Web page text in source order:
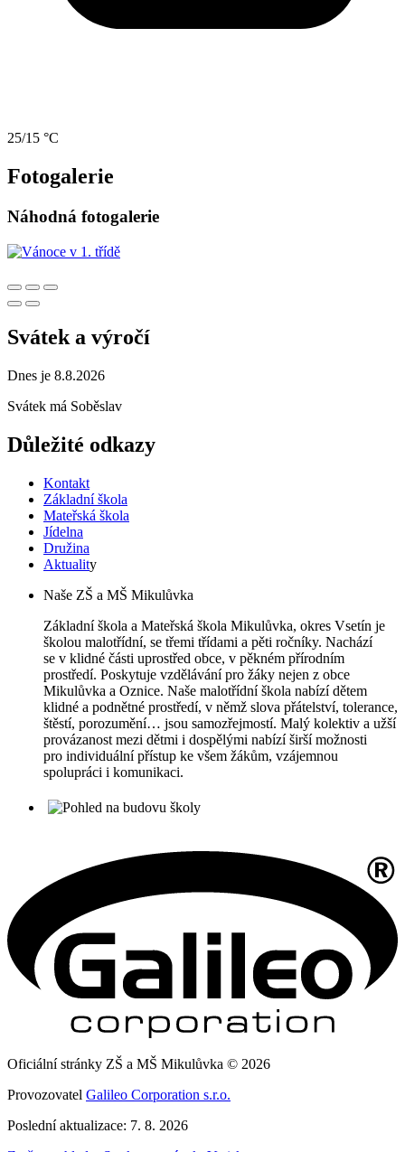
25/15 °C
Fotogalerie
Náhodná fotogalerie
Svátek a výročí
Dnes je 8.8.2026
Svátek má Soběslav
Důležité odkazy
Kontakt
Základní škola
Mateřská škola
Jídelna
Družina
Aktuality
Naše ZŠ a MŠ Mikulůvka
Základní škola a Mateřská škola Mikulůvka, okres Vsetín je
školou malotřídní, se třemi třídami a pěti ročníky. Nachází
se v klidné části uprostřed obce, v pěkném přírodním
prostředí. Poskytuje vzdělávání pro žáky nejen z obce
Mikulůvka a Oznice. Naše malotřídní škola nabízí dětem
klidné a podnětné prostředí, v němž slova přátelství, tolerance,
štěstí, porozumění… jsou samozřejmostí. Malý kolektiv a užší
provázanost mezi dětmi i dospělými nabízí širší možnosti
pro individuální přístup ke všem žákům, vzájemnou
spolupráci i komunikaci.
Oficiální stránky ZŠ a MŠ Mikulůvka © 2026
Provozovatel Galileo Corporation s.r.o.
Poslední aktualizace: 7. 8. 2026